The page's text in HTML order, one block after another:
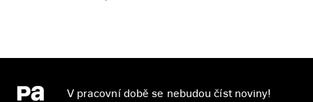
V pracovní době se nebudou číst noviny!